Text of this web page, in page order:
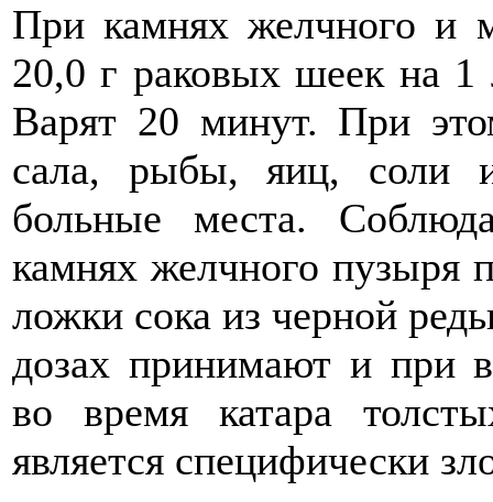
При камнях желчного и
20,0 г раковых шеек на
Варят 20 минут. При
сала, рыбы, яиц, соли
больные места.
камнях желчного пузыря
ложки сока из черной
дозах принимают и при
во время катара
является специфически